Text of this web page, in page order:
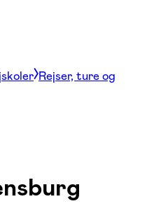
Rejser, ture og